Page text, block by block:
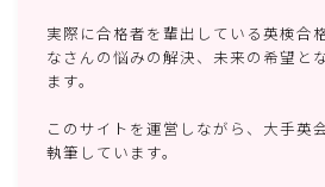
が上がる勉強
検索はこちらから
実際に合格者を輩出している英検合
なさんの悩みの解決、未来の希望と
ます。
このサイトを運営しながら、大手英
執筆しています。